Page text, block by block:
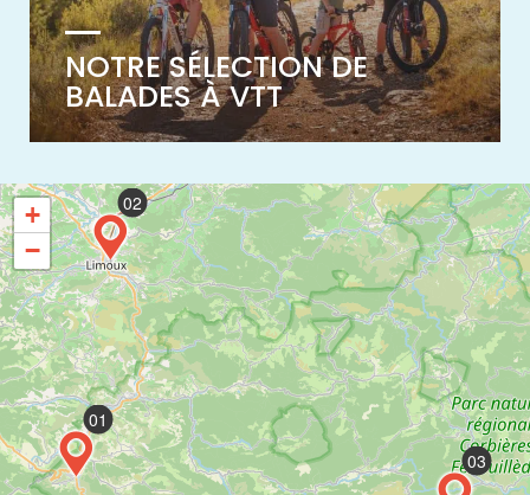
NOTRE SÉLECTION DE
BALADES À VTT
01
02
03
+
−